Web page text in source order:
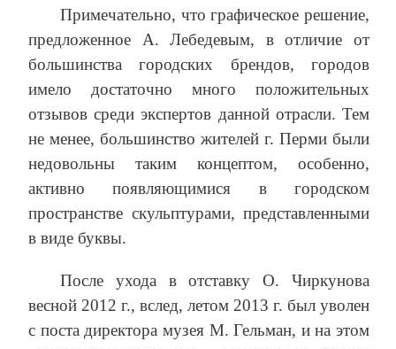
Примечательно, что графическое решение,
предложенное А. Лебедевым, в отличие от
большинства городских брендов, городов
имело достаточно много положительных
отзывов среди экспертов данной отрасли. Тем
не менее, большинство жителей г. Перми были
недовольны таким концептом, особенно,
активно появляющимися в городском
пространстве скульптурами, представленными
в виде буквы.
После ухода в отставку О. Чиркунова
весной 2012 г., вслед, летом 2013 г. был уволен
с поста директора музея М. Гельман, и на этом